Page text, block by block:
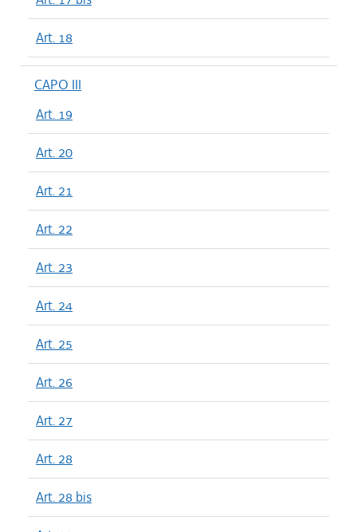
Art. 18
CAPO III
Art. 19
Art. 20
Art. 21
Art. 22
Art. 23
Art. 24
Art. 25
Art. 26
Art. 27
Art. 28
Art. 28 bis